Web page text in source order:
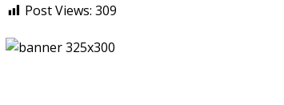
Post Views: 309